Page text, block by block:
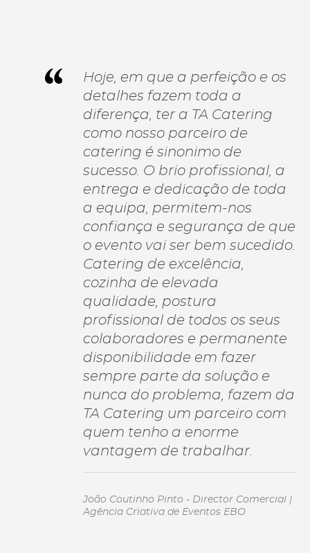
Hoje, em que a perfeição e os
detalhes fazem toda a
diferença, ter a TA Catering
como nosso parceiro de
catering é sinonimo de
sucesso. O brio profissional, a
entrega e dedicação de toda
a equipa, permitem-nos
confiança e segurança de que
o evento vai ser bem sucedido.
Catering de excelência,
cozinha de elevada
qualidade, postura
profissional de todos os seus
colaboradores e permanente
disponibilidade em fazer
sempre parte da solução e
nunca do problema, fazem da
TA Catering um parceiro com
quem tenho a enorme
vantagem de trabalhar.
João Coutinho Pinto - Director Comercial |
Agência Criativa de Eventos EBO